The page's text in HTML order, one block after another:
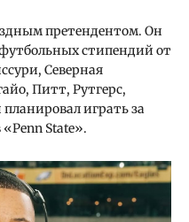
претендентом. Он
стипендий от
Северная
Питт, Рутгерс,
играть за
State».